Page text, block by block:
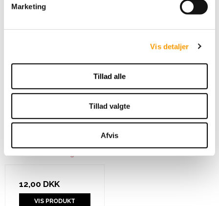
Marketing
Vis detaljer
Tillad alle
Tillad valgte
Afvis
12,00 DKK
VIS PRODUKT